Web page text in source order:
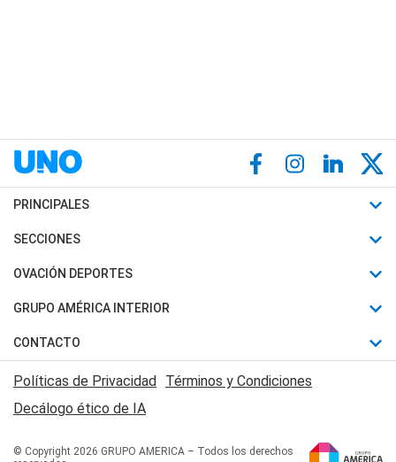
PRINCIPALES
Últimas Noticias
Política
Judiciales
Economia
SECCIONES
Horóscopo
Motores
Trucos caseros
Series y Películas
Edictos y Solicitadas
OVACIÓN DEPORTES
Fútbol
Mundial
Automovilismo
Rugby
Básquet
GRUPO AMÉRICA INTERIOR
Canal 7 en Vivo
San Juan 8
CONTACTO
Acerca de Nosotros
Contactanos
Políticas de Privacidad Términos y Condiciones
Decálogo ético de IA
© Copyright 2026 GRUPO AMERICA – Todos los derechos